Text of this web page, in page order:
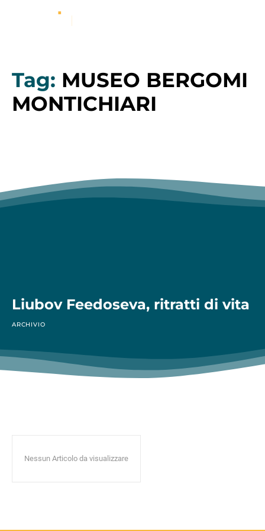
Tag: MUSEO BERGOMI
MONTICHIARI
Liubov Feedoseva, ritratti di vita
ARCHIVIO
Nessun Articolo da visualizzare